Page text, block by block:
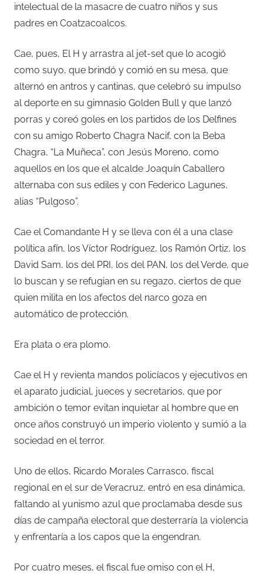
intelectual de la masacre de cuatro niños y sus
padres en Coatzacoalcos.
Cae, pues, El H y arrastra al jet-set que lo acogió
como suyo, que brindó y comió en su mesa, que
alternó en antros y cantinas, que celebró su impulso
al deporte en su gimnasio Golden Bull y que lanzó
porras y coreó goles en los partidos de los Delfines
con su amigo Roberto Chagra Nacif, con la Beba
Chagra, “La Muñeca”, con Jesús Moreno, como
aquellos en los que el alcalde Joaquín Caballero
alternaba con sus ediles y con Federico Lagunes,
alias “Pulgoso”.
Cae el Comandante H y se lleva con él a una clase
política afín, los Víctor Rodríguez, los Ramón Ortiz, los
David Sam, los del PRI, los del PAN, los del Verde, que
lo buscan y se refugian en su regazo, ciertos de que
quien milita en los afectos del narco goza en
automático de protección.
Era plata o era plomo.
Cae el H y revienta mandos policíacos y ejecutivos en
el aparato judicial, jueces y secretarios, que por
ambición o temor evitan inquietar al hombre que en
once años construyó un imperio violento y sumió a la
sociedad en el terror.
Uno de ellos, Ricardo Morales Carrasco, fiscal
regional en el sur de Veracruz, entró en esa dinámica,
faltando al yunismo azul que proclamaba desde sus
días de campaña electoral que desterraría la violencia
y enfrentaría a los capos que la engendran.
Por cuatro meses, el fiscal fue omiso con el H,